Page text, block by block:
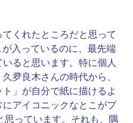
くれたところだと思って
入っているのに、最先端
ると思います。特に個人
夛良木さんの時代から、
」が自分で紙に描けるよ
アイコニックなとこがプ
思っています。それも、隅